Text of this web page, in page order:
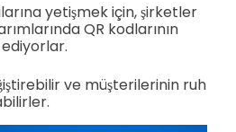
yetişmek için, şirketler
QR kodlarının
ediyorlar.
ve müşterilerinin ruh